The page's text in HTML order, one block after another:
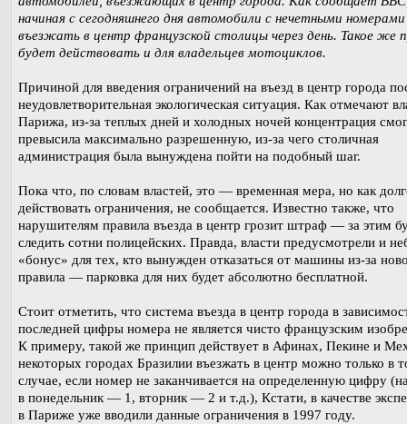
начиная с сегодняшнего дня автомобили с нечетными
въезжать в центр французской столицы через день. Такое же
будет действовать и для владельцев мотоциклов.
Причиной для введения ограничений на въезд в центр города
неудовлетворительная экологическая ситуация. Как отмечают
Парижа, из-за теплых дней и холодных ночей концентрация
превысила максимально разрешенную, из-за чего столичная
администрация была вынуждена пойти на подобный шаг.
Пока что, по словам властей, это — временная мера, но как
действовать ограничения, не сообщается. Известно также, что
нарушителям правила въезда в центр грозит штраф — за этим
следить сотни полицейских. Правда, власти предусмотрели и
«бонус» для тех, кто вынужден отказаться от машины из-за
правила — парковка для них будет абсолютно бесплатной.
Стоит отметить, что система въезда в центр города в
последней цифры номера не является чисто французским
К примеру, такой же принцип действует в Афинах, Пекине и
некоторых городах Бразилии въезжать в центр можно только в
случае, если номер не заканчивается на определенную цифру
в понедельник — 1, вторник — 2 и т.д.), Кстати, в качестве
в Париже уже вводили данные ограничения в 1997 году.